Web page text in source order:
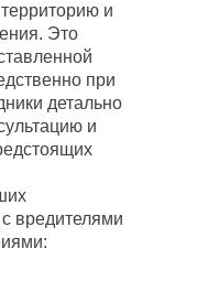
и
Это
при
детально
и
вредителями